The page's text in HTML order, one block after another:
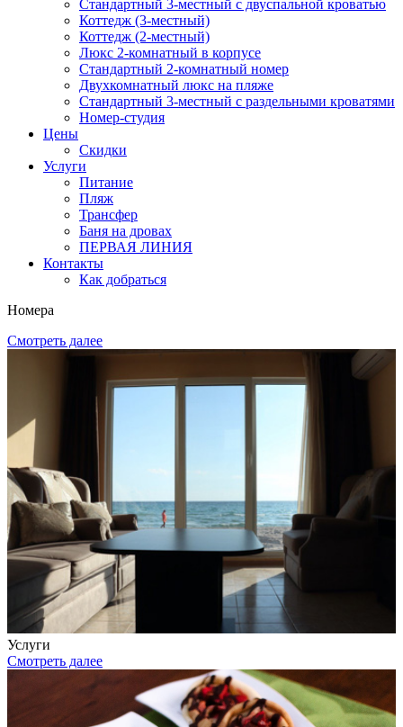
Стандартный 3-местный с двуспальной кроватью
Коттедж (3-местный)
Коттедж (2-местный)
Люкс 2-комнатный в корпусе
Cтандартный 2-комнатный номер
Двухкомнатный люкс на пляже
Стандартный 3-местный с раздельными кроватями
Номер-студия
Цены
Скидки
Услуги
Питание
Пляж
Трансфер
Баня на дровах
ПЕРВАЯ ЛИНИЯ
Контакты
Как добраться
Номера
Смотреть далее
Услуги
Смотреть далее